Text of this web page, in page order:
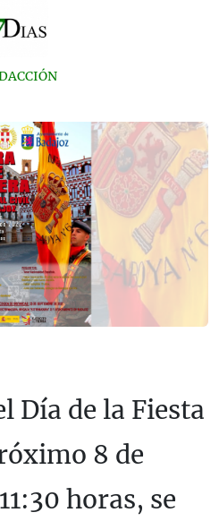
Día de la Fiesta
8 de
horas, se